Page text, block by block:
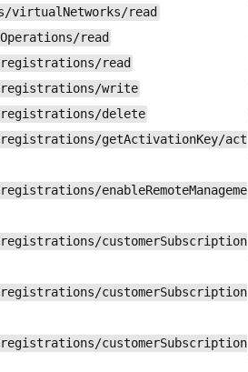
virtualNetworks/read
read
read
registrations/write
registrations/delete
getActivationKey/act
enableRemoteManageme
customerSubscription
customerSubscription
customerSubscription